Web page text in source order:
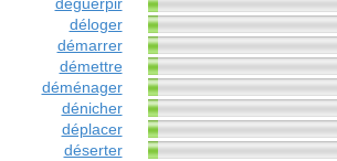
déguerpir
déloger
démarrer
démettre
déménager
dénicher
déplacer
déserter